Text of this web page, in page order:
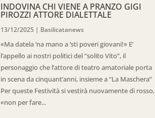
INDOVINA CHI VIENE A PRANZO GIGI
PIROZZI ATTORE DIALETTALE
13/12/2025 | Basilicatanews
«Ma datela ‘na mano a ‘sti poveri giovani!» E’
l’appello ai nostri politici del “solito Vito”, il
personaggio che l’attore di teatro amatoriale porta
in scena da cinquant’anni, insieme a “La Maschera”
Per queste Festività si vestirà nuovamente di rosso,
«non per fare...